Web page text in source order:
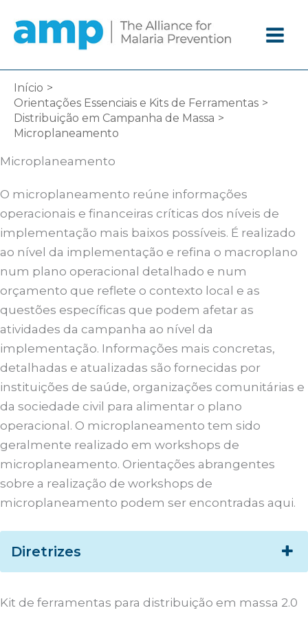
diretamente
para
o
conteúdo
Início
Orientações Essenciais e Kits de Ferramentas
Distribuição em Campanha de Massa
Microplaneamento
Microplaneamento
O microplaneamento reúne informações
operacionais e financeiras críticas dos níveis de
implementação mais baixos possíveis. É realizado
ao nível da implementação e refina o macroplano
num plano operacional detalhado e num
orçamento que reflete o contexto local e as
questões específicas que podem afetar as
atividades da campanha ao nível da
implementação. Informações mais concretas,
detalhadas e atualizadas são fornecidas por
instituições de saúde, organizações comunitárias e
da sociedade civil para alimentar o plano
operacional. O microplaneamento tem sido
geralmente realizado em workshops de
microplaneamento. Orientações abrangentes
sobre a realização de workshops de
microplaneamento podem ser encontradas aqui.
Diretrizes
Kit de ferramentas para distribuição em massa 2.0